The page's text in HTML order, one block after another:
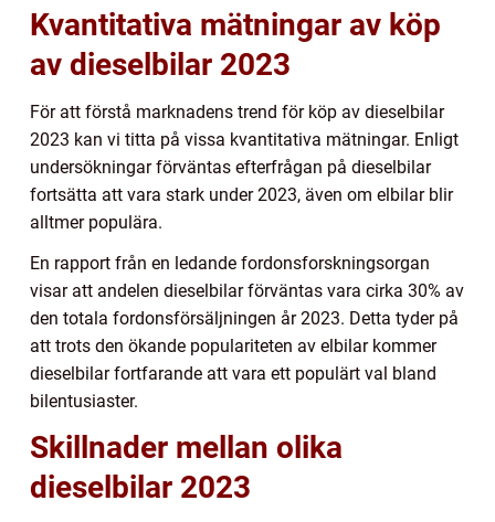
Kvantitativa mätningar av köp
av dieselbilar 2023
För att förstå marknadens trend för köp av dieselbilar
2023 kan vi titta på vissa kvantitativa mätningar. Enligt
undersökningar förväntas efterfrågan på dieselbilar
fortsätta att vara stark under 2023, även om elbilar blir
alltmer populära.
En rapport från en ledande fordonsforskningsorgan
visar att andelen dieselbilar förväntas vara cirka 30% av
den totala fordonsförsäljningen år 2023. Detta tyder på
att trots den ökande populariteten av elbilar kommer
dieselbilar fortfarande att vara ett populärt val bland
bilentusiaster.
Skillnader mellan olika
dieselbilar 2023